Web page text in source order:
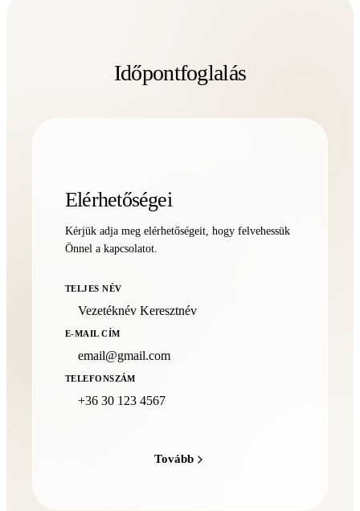
Időpontfoglalás
Elérhetőségei
Kérjük adja meg elérhetőségeit, hogy felvehessük
Önnel a kapcsolatot.
TELJES NÉV
E-MAIL CÍM
TELEFONSZÁM
Tovább